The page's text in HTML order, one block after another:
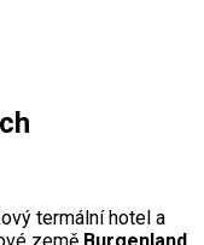
termální hotel a